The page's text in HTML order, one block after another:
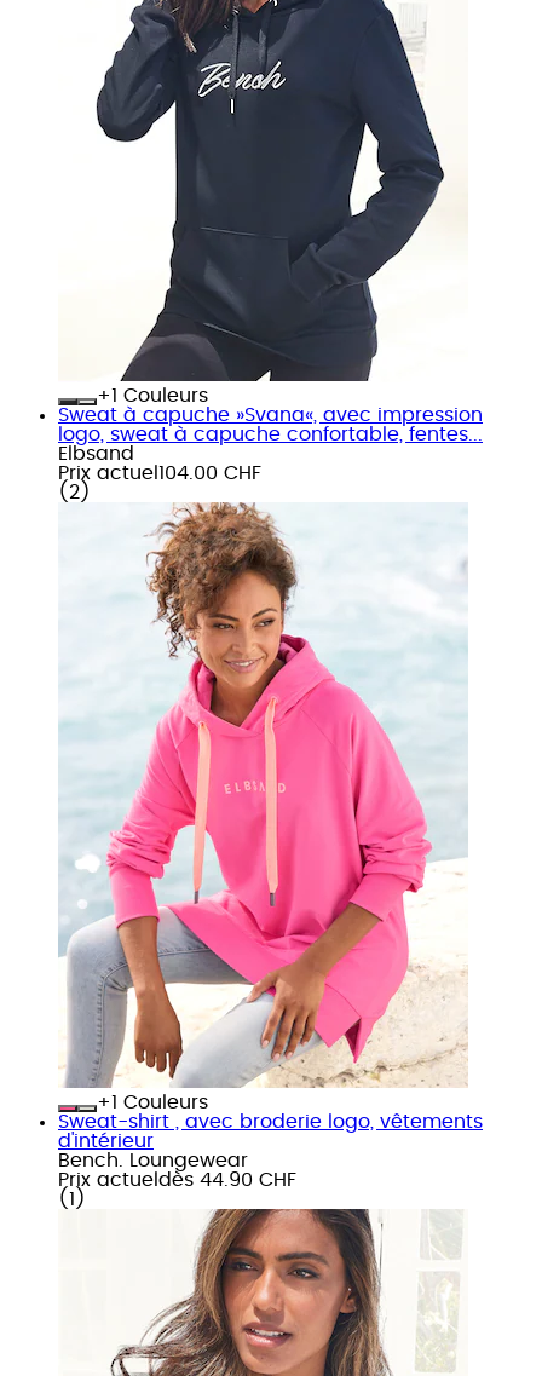
+
Couleurs
Sweat à capuche »Svana«, avec impression
logo, sweat à capuche confortable, fentes...
Elbsand
Prix actuel 104.00 CHF
( 2 )
+
Couleurs
Sweat-shirt , avec broderie logo, vêtements
d'intérieur
Bench. Loungewear
Prix actuel dès 44.90 CHF
( 1 )